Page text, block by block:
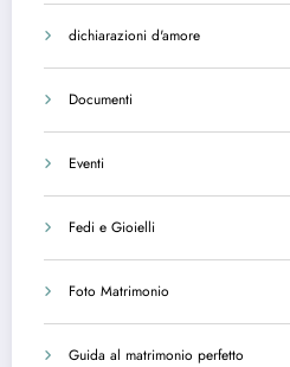
dichiarazioni d'amore
Documenti
Eventi
Fedi e Gioielli
Foto Matrimonio
Guida al matrimonio perfetto